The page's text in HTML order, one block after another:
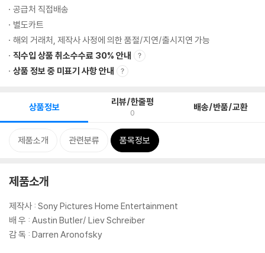
공급처 직접배송
별도카트
해외 거래처, 제작사 사정에 의한 품절/지연/출시지연 가능
직수입 상품 취소수수료 30% 안내
상품 정보 중 미표기 사항 안내
상품정보 리뷰/한줄평
0 배송/반품/교환
제품소개 관련분류 품목정보
제품소개
제작사 : Sony Pictures Home Entertainment
배 우 : Austin Butler/ Liev Schreiber
감 독 : Darren Aronofsky